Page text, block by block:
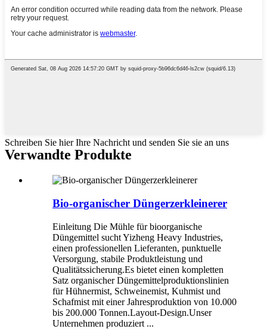
Schreiben Sie hier Ihre Nachricht und senden Sie sie an uns
Verwandte Produkte
Bio-organischer Düngerzerkleinerer
Einleitung Die Mühle für bioorganische
Düngemittel sucht Yizheng Heavy Industries,
einen professionellen Lieferanten, punktuelle
Versorgung, stabile Produktleistung und
Qualitätssicherung.Es bietet einen kompletten
Satz organischer Düngemittelproduktionslinien
für Hühnermist, Schweinemist, Kuhmist und
Schafmist mit einer Jahresproduktion von 10.000
bis 200.000 Tonnen.Layout-Design.Unser
Unternehmen produziert ...